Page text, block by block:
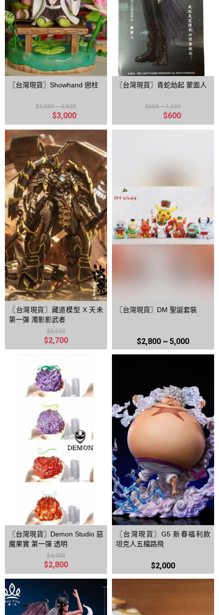
〖台灣現貨〗Showhand 戀柱
$3,000 ~ 3,800
$3,000
〖台灣現貨〗青蛇劫起 蒙面人
$600 ~ 1,100
$600
〖台灣現貨〗藏道模型 X 天未
第一彈 濁影影武者
$5,500
$2,700
〖台灣現貨〗DM 聖誕套裝
$2,800 ~ 5,000
〖台灣現貨〗Demon Studio 惡
魔果實 第一彈 透明
$4,000
$2,800
〖台灣現貨〗G5 新春福利款
坦克人五檔路飛
$2,000